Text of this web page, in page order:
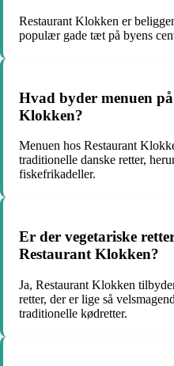
Restaurant Klokken er
populær gade tæt på byens
Hvad byder menuen
Klokken?
Menuen hos Restaurant
traditionelle danske retter,
fiskefrikadeller.
Er der vegetariske
Restaurant Klokken?
Ja, Restaurant Klokken
retter, der er lige så
traditionelle kødretter.